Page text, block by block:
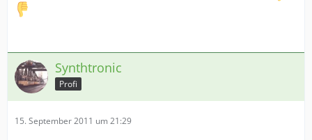
Synthtronic
Profi
15. September 2011 um 21:29